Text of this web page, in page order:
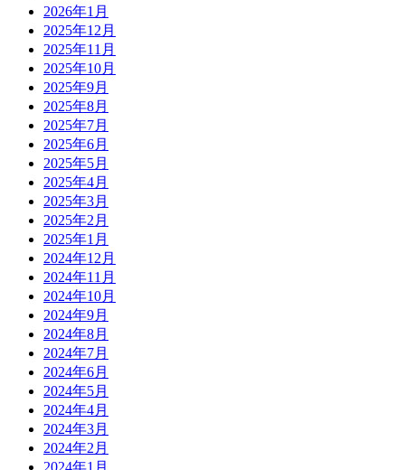
2026年1月
2025年12月
2025年11月
2025年10月
2025年9月
2025年8月
2025年7月
2025年6月
2025年5月
2025年4月
2025年3月
2025年2月
2025年1月
2024年12月
2024年11月
2024年10月
2024年9月
2024年8月
2024年7月
2024年6月
2024年5月
2024年4月
2024年3月
2024年2月